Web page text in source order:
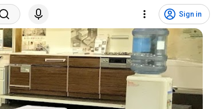
Sign in